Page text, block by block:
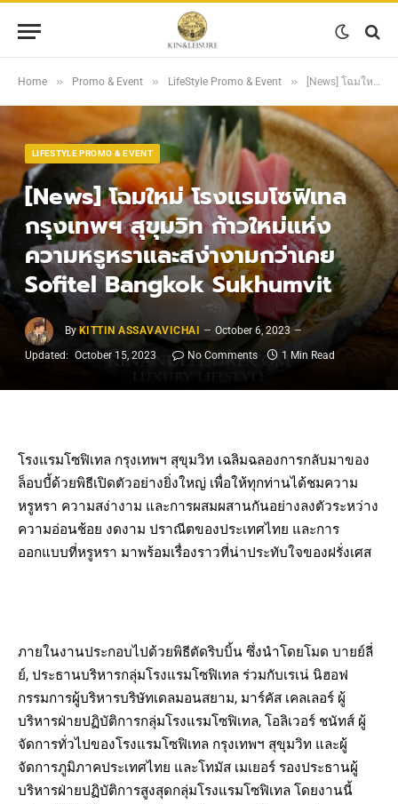
Home » Promo & Event » LifeStyle Promo & Event » [News] โฉมใหม่ โรงแรมโซฟิเทล กรุงเทพฯ สุขุมวิท ก้าวใหม่แห่งความหรูหราและสง่างามกว่าเคย Sofitel Bangkok Sukhumvit
LIFESTYLE PROMO & EVENT
[News] โฉมใหม่ โรงแรมโซฟิเทล
กรุงเทพฯ สุขุมวิท ก้าวใหม่แห่ง
ความหรูหราและสง่างามกว่าเคย
Sofitel Bangkok Sukhumvit
By KITTIN ASSAVAVICHAI
October 6, 2023
Updated: October 15, 2023 No Comments 1 Min Read
โรงแรมโซฟิเทล กรุงเทพฯ สุขุมวิท เฉลิมฉลองการกลับมาของ
ล็อบบี้ด้วยพิธีเปิดตัวอย่างยิ่งใหญ่ เพื่อให้ทุกท่านได้ชมความ
หรูหรา ความสง่างาม และการผสมผสานกันอย่างลงตัวระหว่าง
ความอ่อนช้อย งดงาม ปราณีตของประเทศไทย และการ
ออกแบบที่หรูหรา มาพร้อมเรื่องราวที่น่าประทับใจของฝรั่งเศส
ภายในงานประกอบไปด้วยพิธีตัดริบบิ้น ซึ่งนำโดยโมด บายย์ลี่
ย์, ประธานบริหารกลุ่มโรงแรมโซฟิเทล ร่วมกับเรเน่ นิฮอฟ
กรรมการผู้บริหารบริษัทเดลมอนสยาม, มาร์คัส เคลเลอร์ ผู้
บริหารฝ่ายปฏิบัติการกลุ่มโรงแรมโซฟิเทล, โอลิเวอร์ ชนัทส์ ผู้
จัดการทั่วไปของโรงแรมโซฟิเทล กรุงเทพฯ สุขุมวิท และผู้
จัดการภูมิภาคประเทศไทย และโทมัส เมเยอร์ รองประธานผู้
บริหารฝ่ายปฏิบัติการสูงสุดกลุ่มโรงแรมโซฟิเทล โดยงานนี้